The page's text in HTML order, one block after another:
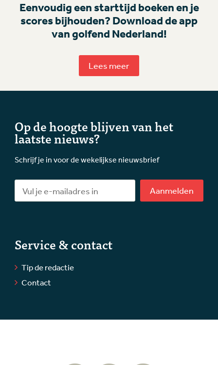
Eenvoudig een starttijd boeken en je
scores bijhouden? Download de app
van golfend Nederland!
Lees meer
Op de hoogte blijven van het
laatste nieuws?
Schrijf je in voor de wekelijkse nieuwsbrief
Aanmelden
Service & contact
Tip de redactie
Contact